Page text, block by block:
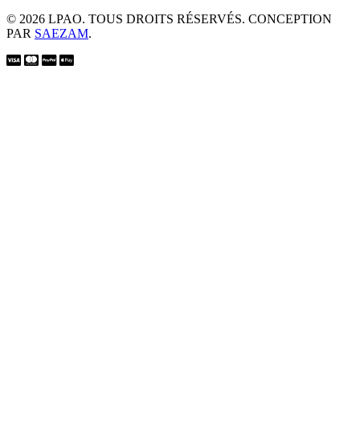
© 2026 LPAO. TOUS DROITS RÉSERVÉS. CONCEPTION
PAR SAEZAM.